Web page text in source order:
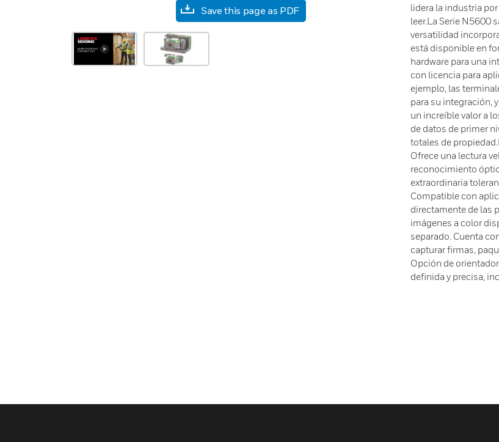
Save this page as PDF
lidera la industria
leer.La Serie N5600
versatilidad
está disponible en
hardware para una
con licencia para
ejemplo, las
para su integración,
un increíble valor a
de datos de primer
totales de
Ofrece una lectura
reconocimiento
extraordinaria
Compatible con
directamente de las
imágenes a color
separado. Cuenta
capturar firmas,
Opción de
definida y precisa,